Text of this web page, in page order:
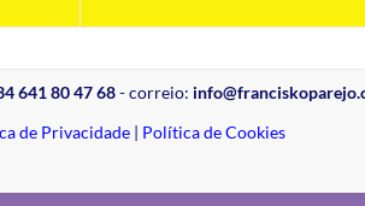
641 80 47 68- correio:
de Privacidade| Política de Cookies